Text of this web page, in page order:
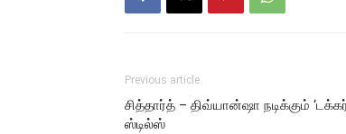
Previous article
சித்தார்த் – திவ்யான்ஷா நடிக்கும்
ஸ்டில்ஸ்